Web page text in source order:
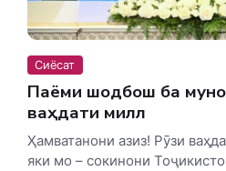
Сиёсат
Паёми шодбошӣ ба
ваҳдати миллӣ
Ҳамватанони азиз! Рӯзи
яки мо – сокинони